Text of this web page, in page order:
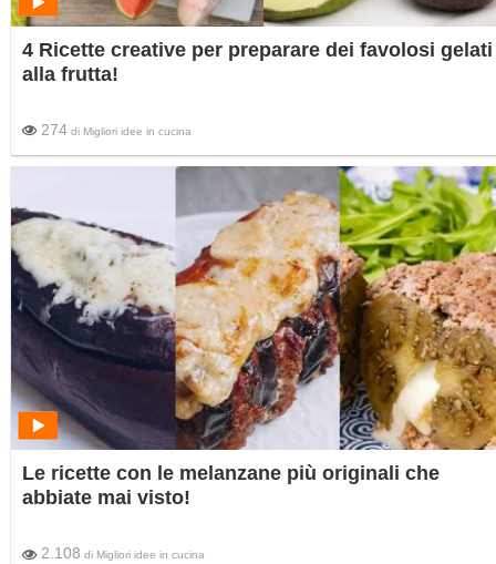
4 Ricette creative per preparare dei favolosi gelati
alla frutta!
274 di Migliori idee in cucina
Le ricette con le melanzane più originali che
abbiate mai visto!
2.108 di Migliori idee in cucina